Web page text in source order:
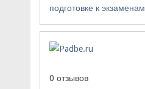
подготовке к экзаменам
0 отзывов